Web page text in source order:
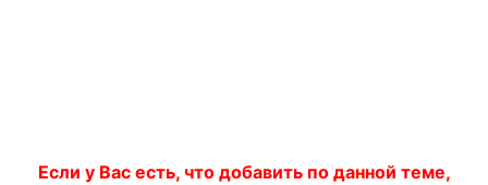
Если у Вас есть, что добавить по данной теме,